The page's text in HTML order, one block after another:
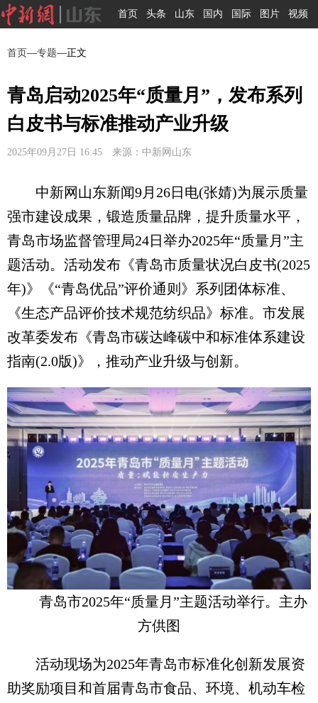
首页 头条 山东 国内 国际 图片 视频
首页—专题—正文
青岛启动2025年“质量月”，发布系列
白皮书与标准推动产业升级
2025年09月27日 16:45 来源：中新网山东
中新网山东新闻9月26日电(张婧)为展示质量
强市建设成果，锻造质量品牌，提升质量水平，
青岛市场监督管理局24日举办2025年“质量月”主
题活动。活动发布《青岛市质量状况白皮书(2025
年)》《“青岛优品”评价通则》系列团体标准、
《生态产品评价技术规范纺织品》标准。市发展
改革委发布《青岛市碳达峰碳中和标准体系建设
指南(2.0版)》，推动产业升级与创新。
青岛市2025年“质量月”主题活动举行。主办
方供图
活动现场为2025年青岛市标准化创新发展资
助奖励项目和首届青岛市食品、环境、机动车检